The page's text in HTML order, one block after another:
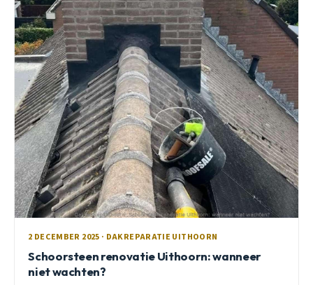
2 DECEMBER 2025 · DAKREPARATIE UITHOORN
Schoorsteen renovatie Uithoorn: wanneer
niet wachten?